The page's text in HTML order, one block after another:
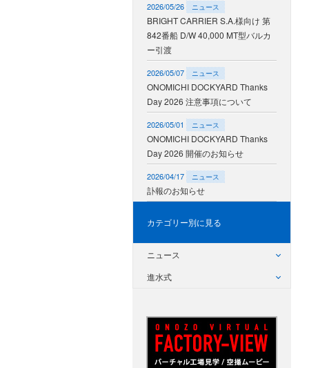
2026/05/26 ニュース
BRIGHT CARRIER S.A.様向け 第
842番船 D/W 40,000 MT型バルカ
ー引渡
2026/05/07 ニュース
ONOMICHI DOCKYARD Thanks
Day 2026 注意事項について
2026/05/01 ニュース
ONOMICHI DOCKYARD Thanks
Day 2026 開催のお知らせ
2026/04/17 ニュース
訃報のお知らせ
カテゴリー別に見る
ニュース
進水式